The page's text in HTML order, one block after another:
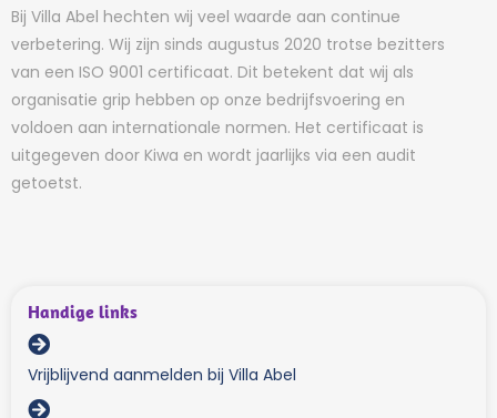
Bij Villa Abel hechten wij veel waarde aan continue
verbetering. Wij zijn sinds augustus 2020 trotse bezitters
van een ISO 9001 certificaat. Dit betekent dat wij als
organisatie grip hebben op onze bedrijfsvoering en
voldoen aan internationale normen. Het certificaat is
uitgegeven door Kiwa en wordt jaarlijks via een audit
getoetst.
Handige links
Vrijblijvend aanmelden bij Villa Abel